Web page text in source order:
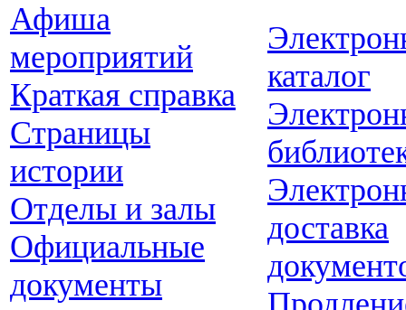
Афиша
мероприятий
Краткая справка
Страницы
истории
Отделы и залы
Официальные
документы
каталог
доставка